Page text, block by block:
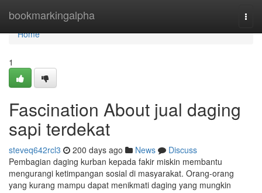
bookmarkingalpha
Home
Home
1
Fascination About jual daging
sapi terdekat
steveq642rcl3 200 days ago News
Discuss
Pembagian daging kurban kepada fakir miskin membantu
mengurangi ketimpangan sosial di masyarakat. Orang-orang
yang kurang mampu dapat menikmati daging yang mungkin